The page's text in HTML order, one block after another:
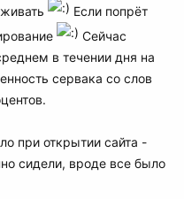
Если попрёт
Сейчас
в течении дня на
сервака со слов
при открытии сайта -
сидели, вроде все было